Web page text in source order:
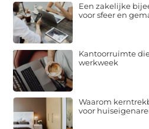
Een zakelijke
voor sfeer en
Kantoorruimte
werkweek
Waarom
voor